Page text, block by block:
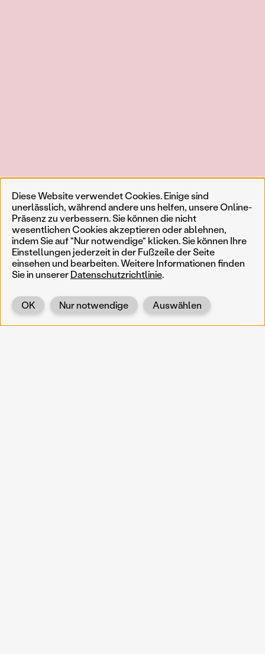
Diese Website verwendet Cookies. Einige sind
unerlässlich, während andere uns helfen, unsere Online-
Präsenz zu verbessern. Sie können die nicht
wesentlichen Cookies akzeptieren oder ablehnen,
indem Sie auf "Nur notwendige" klicken. Sie können Ihre
Einstellungen jederzeit in der Fußzeile der Seite
einsehen und bearbeiten. Weitere Informationen finden
Sie in unsererDatenschutzrichtlinie.
Auswählen
Nur notwendige
OK